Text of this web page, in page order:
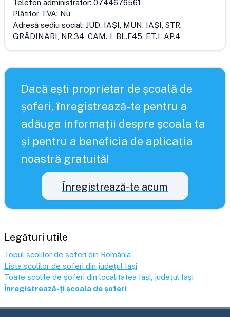
Telefon administrator: 0744676561
Plătitor TVA: Nu
Adresă sediu social: JUD. IAŞI, MUN. IAŞI, STR.
GRĂDINARI, NR.34, CAM. 1, BL.F45, ET.1, AP.4
Dacă ești proprietar de școală de
șoferi, înregistrează-te pentru a
adăuga informații despre școala ta
și pentru a beneficia de aplicația
noastră gratuită!
Înregistrează-te acum
Legături utile
Topul școlilor de șoferi din România
Lista școlilor de șoferi din județul Iași
Toate școlile de șoferi din localitatea Iași , județul Iași
Înregistrează-ți școala de șoferi